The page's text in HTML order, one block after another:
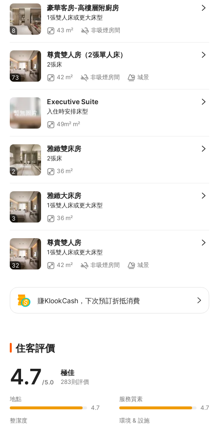
滿HKD2,000享減HKD200
8
豪華客房-高樓層附廚房
1張雙人床或更大床型
43 m²
非吸煙房間
73
尊貴雙人房（2張單人床）
2張床
42 m²
非吸煙房間 城景
暫無圖片
Executive Suite
入住時安排床型
49m² m²
2
雅緻雙床房
2張床
36 m²
3
雅緻大床房
1張雙人床或更大床型
36 m²
32
尊貴雙人房
1張雙人床或更大床型
42 m²
非吸煙房間 城景
賺KlookCash，下次預訂折抵消費
住客評價
4.7/5.0
極佳
283則評價
地點
4.7
服務質素
4.7
整潔度
環境 & 設施